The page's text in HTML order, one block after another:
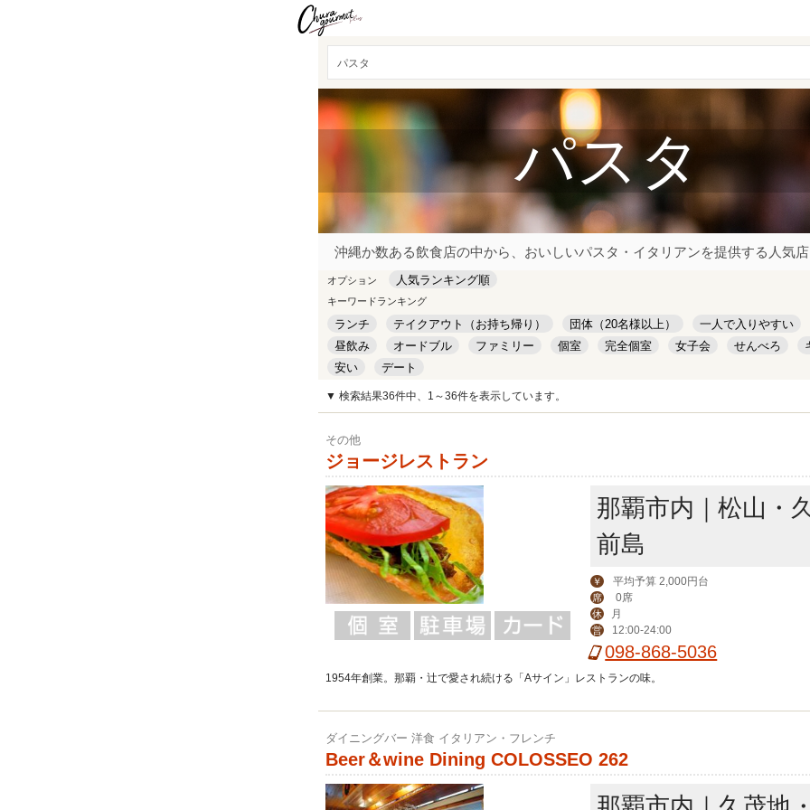
パスタ
パスタ
沖縄か数ある飲食店の中から、おいしいパスタ・イタリアンを提供する人気
オプション 人気ランキング順
キーワードランキング
ランチ テイクアウト（お持ち帰り） 団体（20名様以上） 一人で入りやすい
昼飲み
オードブル ファミリー 個室 完全個室 女子会 せんべろ
安い
デート
▼ 検索結果36件中、1～36件を表示しています。
その他
ジョージレストラン
那覇市内｜松山・
前島
￥ 平均予算 2,000円台
席 0席
休 月
営 12:00-24:00
098-868-5036
1954年創業。那覇・辻で愛され続ける「Aサイン」レストランの味。
ダイニングバー 洋食 イタリアン・フレンチ
Beer＆wine Dining COLOSSEO 262